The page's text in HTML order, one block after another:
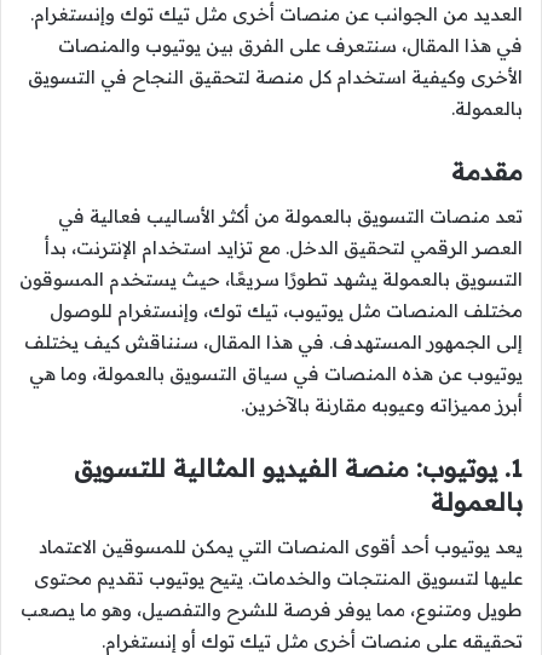
العديد من الجوانب عن منصات أخرى مثل تيك توك وإنستغرام.
في هذا المقال، سنتعرف على الفرق بين يوتيوب والمنصات
الأخرى وكيفية استخدام كل منصة لتحقيق النجاح في التسويق
بالعمولة.
مقدمة
تعد منصات التسويق بالعمولة من أكثر الأساليب فعالية في
العصر الرقمي لتحقيق الدخل. مع تزايد استخدام الإنترنت، بدأ
التسويق بالعمولة يشهد تطورًا سريعًا، حيث يستخدم المسوقون
مختلف المنصات مثل يوتيوب، تيك توك، وإنستغرام للوصول
إلى الجمهور المستهدف. في هذا المقال، سنناقش كيف يختلف
يوتيوب عن هذه المنصات في سياق التسويق بالعمولة، وما هي
أبرز مميزاته وعيوبه مقارنة بالآخرين.
1. يوتيوب: منصة الفيديو المثالية للتسويق
بالعمولة
يعد يوتيوب أحد أقوى المنصات التي يمكن للمسوقين الاعتماد
عليها لتسويق المنتجات والخدمات. يتيح يوتيوب تقديم محتوى
طويل ومتنوع، مما يوفر فرصة للشرح والتفصيل، وهو ما يصعب
تحقيقه على منصات أخرى مثل تيك توك أو إنستغرام.